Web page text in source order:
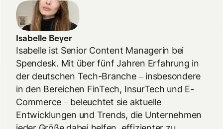
Isabelle Beyer
Isabelle ist Senior Content Managerin bei
Spendesk. Mit über fünf Jahren Erfahrung in
der deutschen Tech-Branche – insbesondere
in den Bereichen FinTech, InsurTech und E-
Commerce – beleuchtet sie aktuelle
Entwicklungen und Trends, die Unternehmen